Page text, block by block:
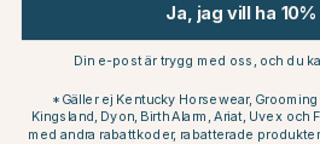
Ja, jag vill ha
Din e-post är trygg med oss, och du
*Gäller ej Kentucky Horsewear, Grooming
Kingsland, Dyon, Birth Alarm, Ariat, Uvex och
med andra rabattkoder, rabatterade